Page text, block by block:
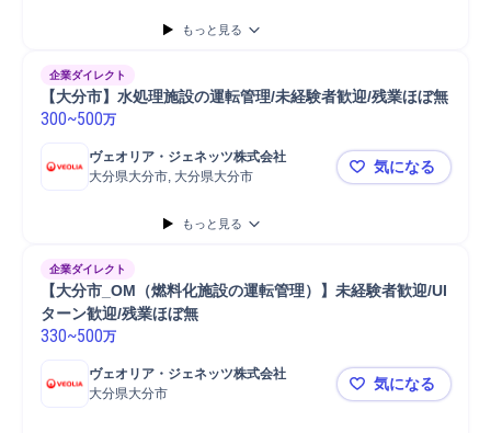
もっと見る
企業ダイレクト
【大分市】水処理施設の運転管理/未経験者歓迎/残業ほぼ無
300~500万
ヴェオリア・ジェネッツ株式会社
大分県大分市, 大分県大分市
【大分市】
気になる
もっと見る
企業ダイレクト
【大分市_OM（燃料化施設の運転管理）】未経験者歓迎/UI
ターン歓迎/残業ほぼ無
330~500万
ヴェオリア・ジェネッツ株式会社
大分県大分市
【大分市
気になる